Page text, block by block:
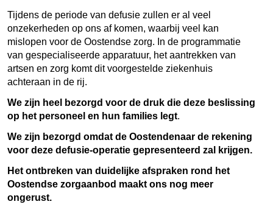
Tijdens de periode van defusie zullen er al veel
onzekerheden op ons af komen, waarbij veel kan
mislopen voor de Oostendse zorg. In de programmatie
van gespecialiseerde apparatuur, het aantrekken van
artsen en zorg komt dit voorgestelde ziekenhuis
achteraan in de rij.
We zijn heel bezorgd voor de druk die deze beslissing
op het personeel en hun families legt.
We zijn bezorgd omdat de Oostendenaar de rekening
voor deze defusie-operatie gepresenteerd zal krijgen.
Het ontbreken van duidelijke afspraken rond het
Oostendse zorgaanbod maakt ons nog meer
ongerust.